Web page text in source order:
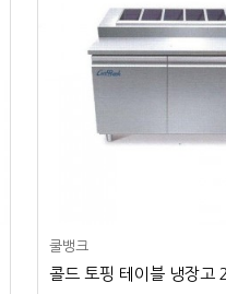
쿨뱅크
콜드 토핑 테이블 냉장고